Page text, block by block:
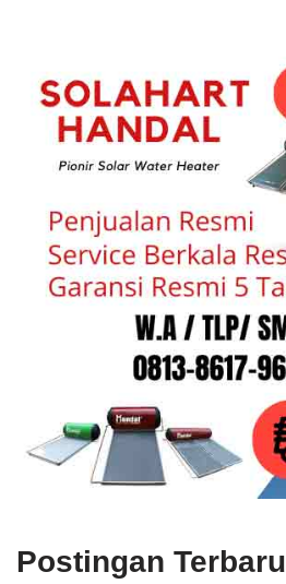
Postingan Terbaru